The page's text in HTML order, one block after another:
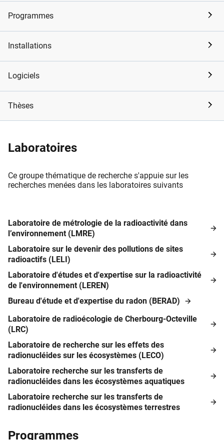
Programmes
Installations
Logiciels
Thèses
Laboratoires
Ce groupe thématique de recherche s'appuie sur les
recherches menées dans les laboratoires suivants
Laboratoire de métrologie de la radioactivité dans
l’environnement (LMRE)
Laboratoire sur le devenir des pollutions de sites
radioactifs (LELI)
Laboratoire d'études et d'expertise sur la radioactivité
de l'environnement (LEREN)
Bureau d'étude et d'expertise du radon (BERAD)
Laboratoire ​de radioécologie de Cherbourg-Octeville
(LRC)
Laboratoire de recherche sur les effets des
radionucléides sur les écosystèmes (LECO)
Laboratoire recherche sur les transferts de
radionucléides dans les écosystèmes aquatiques
Laboratoire recherche sur les transferts de
radionucléides dans les écosystèmes terrestres
Programmes